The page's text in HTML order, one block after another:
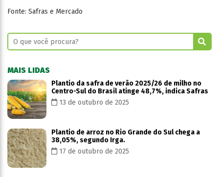
Fonte: Safras e Mercado
MAIS LIDAS
Plantio da safra de verão 2025/26 de milho no
Centro-Sul do Brasil atinge 48,7%, indica Safras
13 de outubro de 2025
Plantio de arroz no Rio Grande do Sul chega a
38,05%, segundo Irga.
17 de outubro de 2025